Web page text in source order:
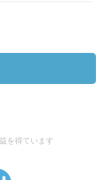
を得ています